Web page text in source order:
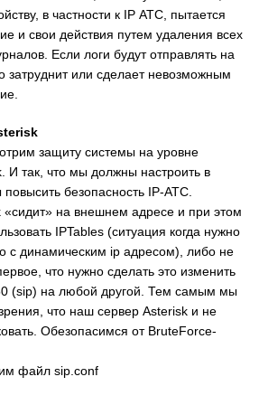
в частности к IP АТС, пытается
и свои действия путем удаления всех
Если логи будут отправлять на
затруднит или сделает невозможным
защиту системы на уровне
И так, что мы должны настроить в
безопаcность IP-ATC.
«сидит» на внешнем адресе и при этом
IPTables (ситуация когда нужно
с динамическим ip адресом), либо не
что нужно сделать это изменить
(sip) на любой другой. Тем самым мы
что наш сервер Asterisk и не
Обезопасимся от BruteForce-
файл sip.conf